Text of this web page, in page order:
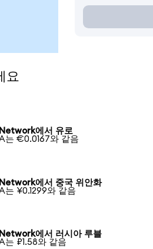
요
에서 유로
는 €0.0167와 같음
에서 중국 위안화
는 ¥0.1299와 같음
에서 러시아 루블
는 ₽1.58와 같음